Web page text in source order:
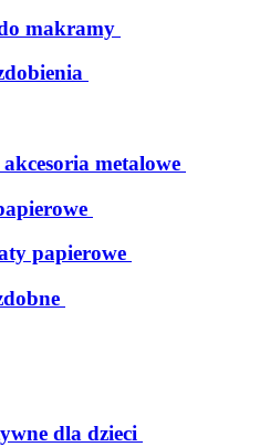
makramy
metalowe
papierowe
dla dzieci